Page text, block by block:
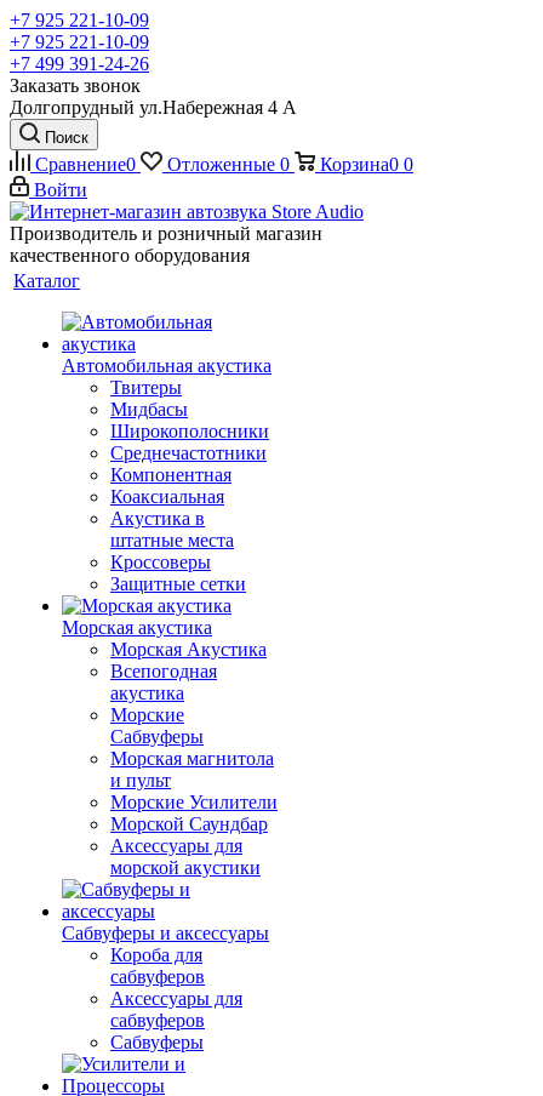
+7 925 221-10-09
+7 925 221-10-09
+7 499 391-24-26
Заказать звонок
Долгопрудный ул.Набережная 4 А
Поиск
Сравнение0 Отложенные 0 Корзина0 0
Войти
Производитель и розничный магазин
качественного оборудования
Каталог
Автомобильная акустика
Твитеры
Мидбасы
Широкополосники
Среднечастотники
Компонентная
Коаксиальная
Акустика в
штатные места
Кроссоверы
Защитные сетки
Морская акустика
Морская Акустика
Всепогодная
акустика
Морские
Сабвуферы
Морская магнитола
и пульт
Морские Усилители
Морской Cаундбар
Аксессуары для
морской акустики
Сабвуферы и аксессуары
Короба для
сабвуферов
Аксессуары для
сабвуферов
Сабвуферы